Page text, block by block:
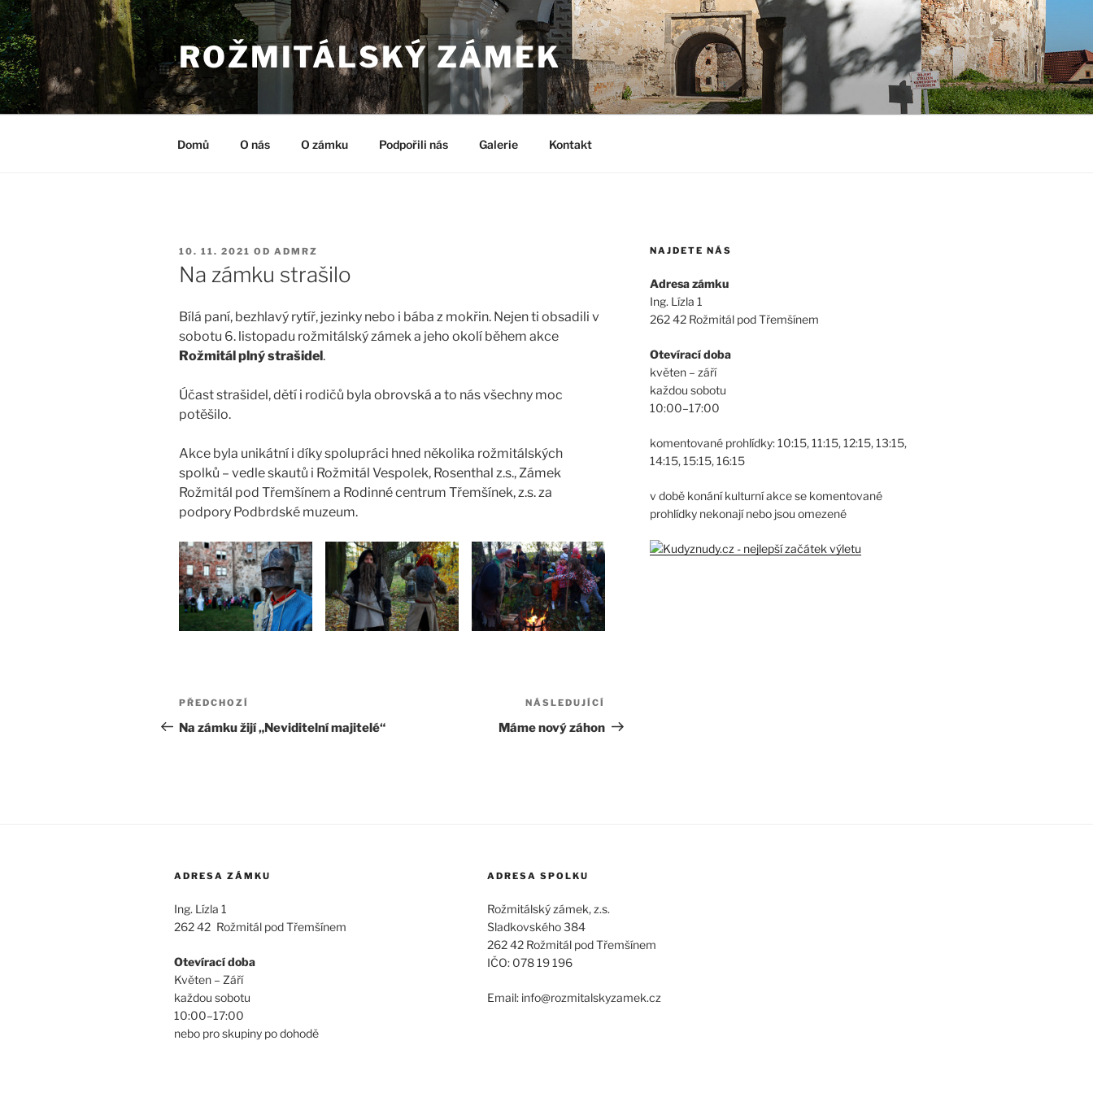
Přejít
k
obsahu
webu
ROŽMITÁLSKÝ ZÁMEK
Domů O nás O zámku Podpořili nás Galerie Kontakt
PUBLIKOVÁNO
10. 11. 2021 OD ADMRZ
Na zámku strašilo
Bílá paní, bezhlavý rytíř, jezinky nebo i bába z mokřin. Nejen ti obsadili v
sobotu 6. listopadu rožmitálský zámek a jeho okolí během akce
Rožmitál plný strašidel.
Účast strašidel, dětí i rodičů byla obrovská a to nás všechny moc
potěšilo.
Akce byla unikátní i díky spolupráci hned několika rožmitálských
spolků – vedle skautů i Rožmitál Vespolek, Rosenthal z.s., Zámek
Rožmitál pod Třemšínem a Rodinné centrum Třemšínek, z.s. za
podpory Podbrdské muzeum.
Navigace
pro
Předchozí
příspěvek
PŘEDCHOZÍ
Na zámku žijí „Neviditelní majitelé“
příspěvek
NÁSLEDUJÍCÍ
Máme nový záhon
NAJDETE NÁS
Adresa zámku
Ing. Lízla 1
262 42 Rožmitál pod Třemšínem
Otevírací doba
květen – září
každou sobotu
10:00–17:00
komentované prohlídky: 10:15, 11:15, 12:15, 13:15,
14:15, 15:15, 16:15
v době konání kulturní akce se komentované
prohlídky nekonají nebo jsou omezené
ADRESA ZÁMKU
Ing. Lízla 1
262 42 Rožmitál pod Třemšínem
Otevírací doba
Květen – Září
každou sobotu
10:00–17:00
nebo pro skupiny po dohodě
ADRESA SPOLKU
Rožmitálský zámek, z.s.
Sladkovského 384
262 42 Rožmitál pod Třemšínem
IČO: 078 19 196
Email: info@rozmitalskyzamek.cz